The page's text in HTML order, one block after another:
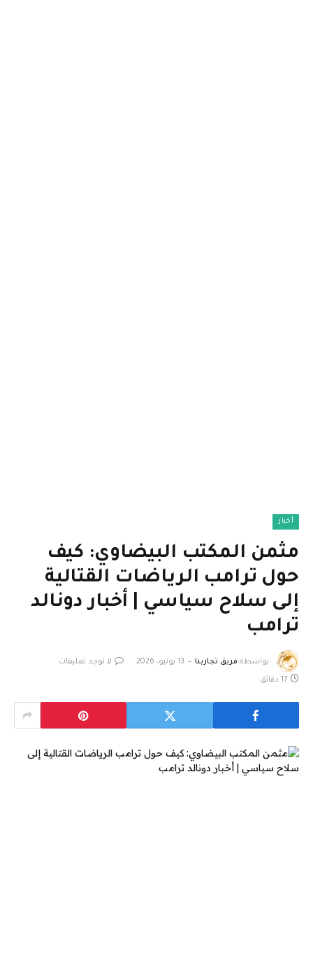
أخبار
مثمن المكتب البيضاوي: كيف
حول ترامب الرياضات القتالية
إلى سلاح سياسي | أخبار دونالد
ترامب
بواسطة فريق تجاربنا 13 يونيو، 2026 لا توجد تعليقات
17 دقائق